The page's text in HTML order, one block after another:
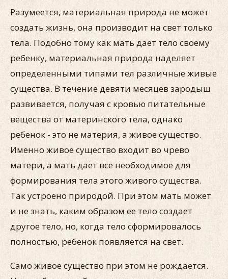
Разумеется, материальная природа не может
создать жизнь, она производит на свет только
тела. Подобно тому как мать дает тело своему
ребенку, материальная природа наделяет
определенными типами тел различные живые
существа. В течение девяти месяцев зародыш
развивается, получая с кровью питательные
вещества от материнского тела, однако
ребенок - это не материя, а живое существо.
Именно живое существо входит во чрево
матери, а мать дает все необходимое для
формирования тела этого живого существа.
Так устроено природой. При этом мать может
и не знать, каким образом ее тело создает
другое тело, но, когда тело сформировалось
полностью, ребенок появляется на свет.
Само живое существо при этом не рождается.